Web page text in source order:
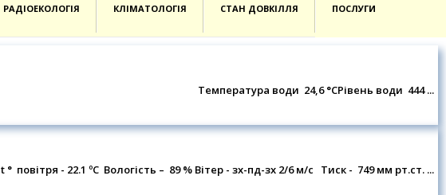
РАДІОЕКОЛОГІЯ КЛІМАТОЛОГІЯ СТАН ДОВКІЛЛЯ ПОСЛУГИ
Температура води 24,6 °СРівень води 444 ...
t ° повітря - 22.1 ºC Вологість – 89 % Вітер - зх-пд-зх 2/6 м/c Тиск - 749 мм рт.ст. ...